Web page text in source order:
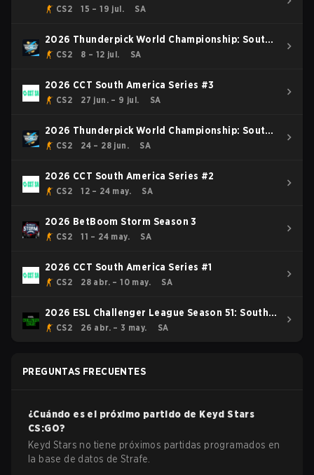
CS2 15 – 19 jul. SA
2026 Thunderpick World Championship: South
American Series #2
CS2 8 – 12 jul. SA
2026 CCT South America Series #3
CS2 27 jun. – 9 jul. SA
2026 Thunderpick World Championship: South
American Series #1
CS2 24 – 28 jun. SA
2026 CCT South America Series #2
CS2 12 – 24 may. SA
2026 BetBoom Storm Season 3
CS2 11 – 24 may. SA
2026 CCT South America Series #1
CS2 28 abr. – 10 may. SA
2026 ESL Challenger League Season 51: South
America - Cup #4
CS2 26 abr. – 3 may. SA
PREGUNTAS FRECUENTES
¿Cuándo es el próximo partido de Keyd Stars
CS:GO?
Keyd Stars no tiene próximos partidas programados en
la base de datos de Strafe.